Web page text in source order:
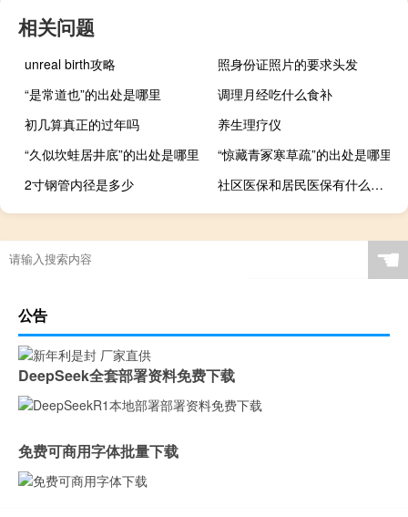
相关问题
unreal birth攻略
照身份证照片的要求头发
“是常道也”的出处是哪里
调理月经吃什么食补
初几算真正的过年吗
养生理疗仪
“久似坎蛙居井底”的出处是哪里
“惊藏青冢寒草疏”的出处是哪里
2寸钢管内径是多少
社区医保和居民医保有什么区别
☚
公告
DeepSeek全套部署资料免费下载
免费可商用字体批量下载